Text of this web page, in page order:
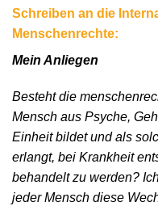
Schreiben an die
Menschenrechte:
Mein Anliegen
Besteht die
Mensch aus Psyche,
Einheit bildet und als
erlangt, bei Krankheit
behandelt zu werden?
jeder Mensch diese